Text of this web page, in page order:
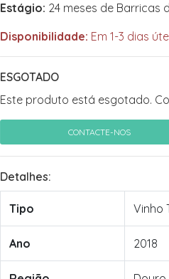
Estágio: 24 meses de Barricas
Disponibilidade: Em 1-3 dias
ESGOTADO
Este produto está esgotado.
CONTACTE-NOS
Detalhes:
Tipo Vinho
Ano 2018